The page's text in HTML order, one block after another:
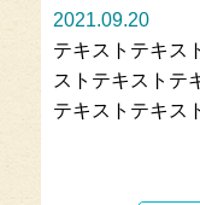
2021.09.20
テキストテキス
ストテキストテ
テキストテキス